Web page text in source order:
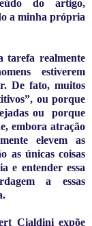
do artigo,
a minha própria
tarefa realmente
estiverem
De fato, muitos
ou porque
ou
porque
embora atração
elevem as
as únicas coisas
e entender essa
a essas
Cialdini expõe